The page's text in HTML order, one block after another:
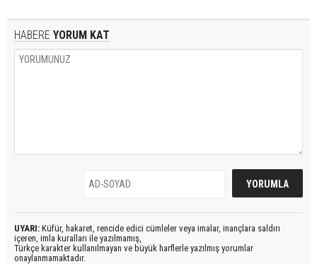
HABERE YORUM KAT
UYARI: Küfür, hakaret, rencide edici cümleler veya imalar, inançlara saldırı
içeren, imla kuralları ile yazılmamış,
Türkçe karakter kullanılmayan ve büyük harflerle yazılmış yorumlar
onaylanmamaktadır.